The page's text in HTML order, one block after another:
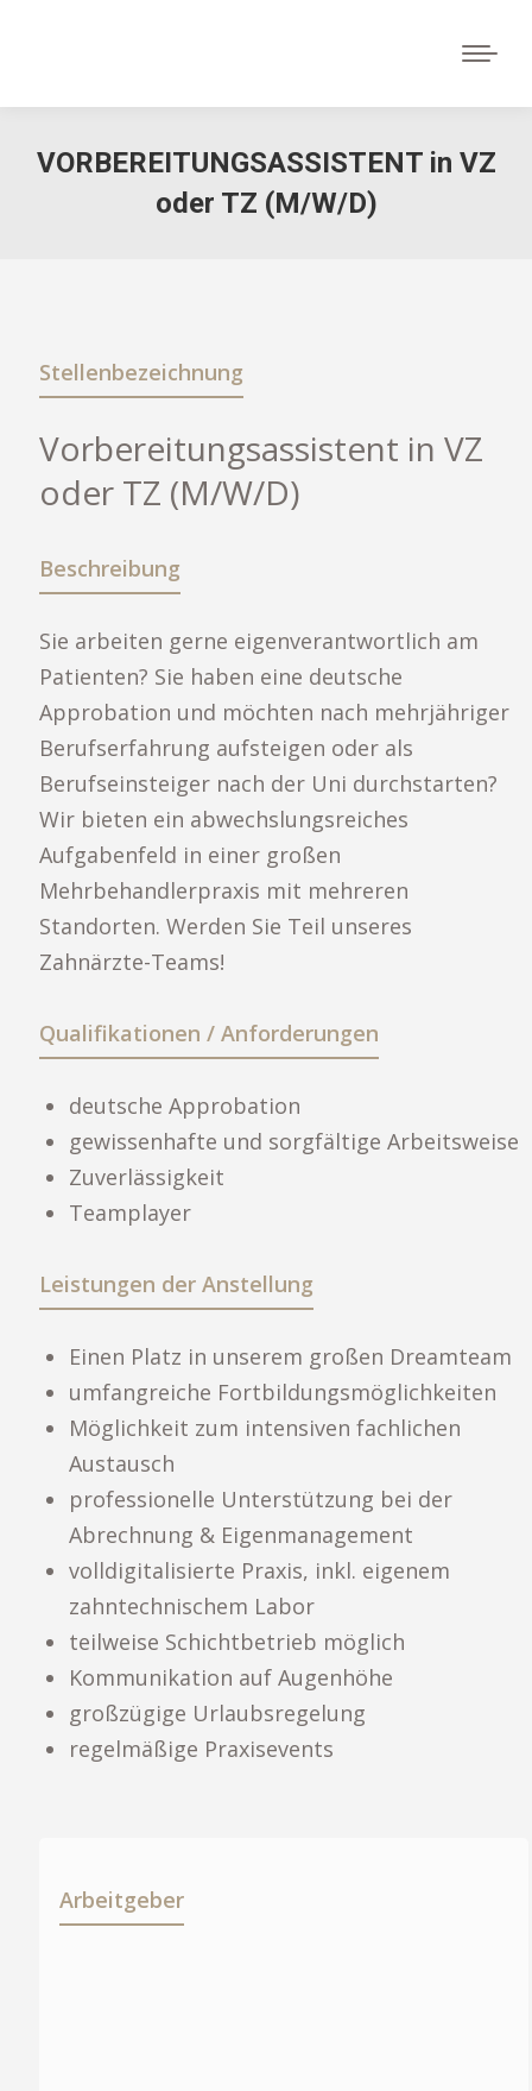
VORBEREITUNGSASSISTENT in VZ
oder TZ (M/W/D)
Stellenbezeichnung
Vorbereitungsassistent in VZ
oder TZ (M/W/D)
Beschreibung
Sie arbeiten gerne eigenverantwortlich am
Patienten? Sie haben eine deutsche
Approbation und möchten nach mehrjähriger
Berufserfahrung aufsteigen oder als
Berufseinsteiger nach der Uni durchstarten?
Wir bieten ein abwechslungsreiches
Aufgabenfeld in einer großen
Mehrbehandlerpraxis mit mehreren
Standorten. Werden Sie Teil unseres
Zahnärzte-Teams!
Qualifikationen / Anforderungen
deutsche Approbation
gewissenhafte und sorgfältige Arbeitsweise
Zuverlässigkeit
Teamplayer
Leistungen der Anstellung
Einen Platz in unserem großen Dreamteam
umfangreiche Fortbildungsmöglichkeiten
Möglichkeit zum intensiven fachlichen
Austausch
professionelle Unterstützung bei der
Abrechnung & Eigenmanagement
volldigitalisierte Praxis, inkl. eigenem
zahntechnischem Labor
teilweise Schichtbetrieb möglich
Kommunikation auf Augenhöhe
großzügige Urlaubsregelung
regelmäßige Praxisevents
Arbeitgeber